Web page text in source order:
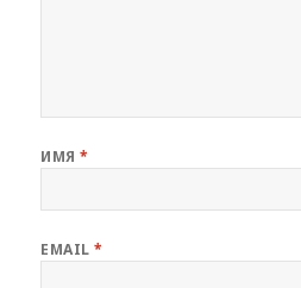
ИМЯ*
EMAIL*